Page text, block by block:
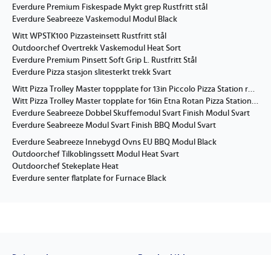
Everdure Premium Fiskespade Mykt grep Rustfritt stål
Everdure Seabreeze Vaskemodul Modul Black
Witt WPSTK100 Pizzasteinsett Rustfritt stål
Outdoorchef Overtrekk Vaskemodul Heat Sort
Everdure Premium Pinsett Soft Grip L. Rustfritt Stål
Everdure Pizza stasjon slitesterkt trekk Svart
Everdure Seabreeze Dobbel Skuffemodul Svart Finish Modul Svart
Everdure Seabreeze Modul Svart Finish BBQ Modul Svart
Everdure Seabreeze Innebygd Ovns EU BBQ Modul Black
Outdoorchef Tilkoblingssett Modul Heat Svart
Outdoorchef Stekeplate Heat
Everdure senter flatplate for Furnace Black